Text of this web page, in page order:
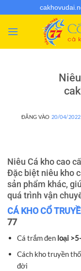
qua
nội
ĐĂNG VÀO 20/04/2022
Niêu Cá kho cao
Đặc biệt niêu kho
sản phẩm khác,
quá trình vận
CÁ KHO CỔ
77
Cá trắm đen loại
Cách kho truyền
đời